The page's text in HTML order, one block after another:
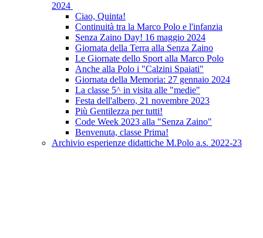
2024
Ciao, Quinta!
Continuità tra la Marco Polo e l'infanzia
Senza Zaino Day! 16 maggio 2024
Giornata della Terra alla Senza Zaino
Le Giornate dello Sport alla Marco Polo
Anche alla Polo i "Calzini Spaiati"
Giornata della Memoria: 27 gennaio 2024
La classe 5^ in visita alle "medie"
Festa dell'albero, 21 novembre 2023
Più Gentilezza per tutti!
Code Week 2023 alla "Senza Zaino"
Benvenuta, classe Prima!
Archivio esperienze didattiche M.Polo a.s. 2022-23